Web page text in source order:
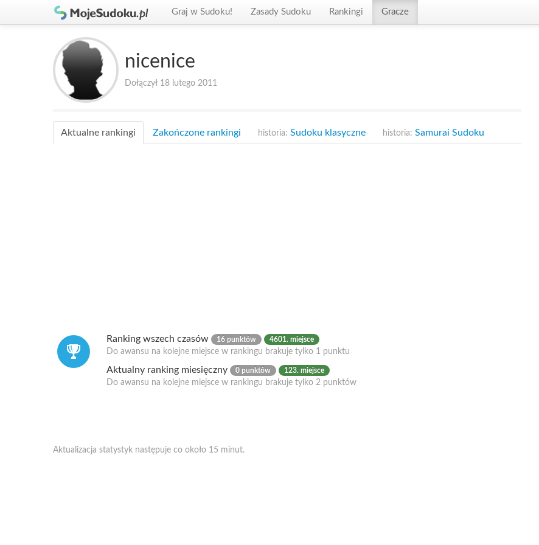
Graj w Sudoku! Zasady Sudoku Rankingi Gracze
nicenice
Dołączył 18 lutego 2011
Aktualne rankingi Zakończone rankingi historia: Sudoku klasyczne historia: Samurai Sudoku
Ranking wszech czasów 16 punktów 4601. miejsce
Do awansu na kolejne miejsce w rankingu brakuje tylko 1 punktu
Aktualny ranking miesięczny 0 punktów 123. miejsce
Do awansu na kolejne miejsce w rankingu brakuje tylko 2 punktów
Aktualizacja statystyk następuje co około 15 minut.